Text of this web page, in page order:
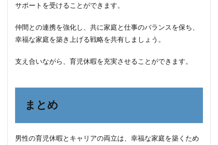
サポートを受けることができます。
仲間との連携を強化し、共に家庭と仕事のバランスを保ち、
幸福な家庭を築き上げる戦略を共有しましょう。
支え合いながら、育児休暇を充実させることができます。
まとめ
男性の育児休暇とキャリアの両立は、幸福な家庭を築くため